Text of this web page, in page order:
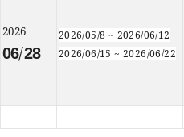
2026
06/28
2026/05/8 ~ 2026/06/12
2026/06/15 ~ 2026/06/22